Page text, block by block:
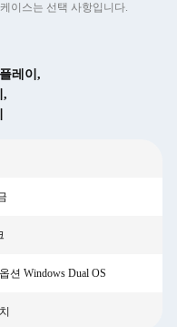
이스는 선택 사항입니다.
레이 ,
,
션 Windows Dual OS